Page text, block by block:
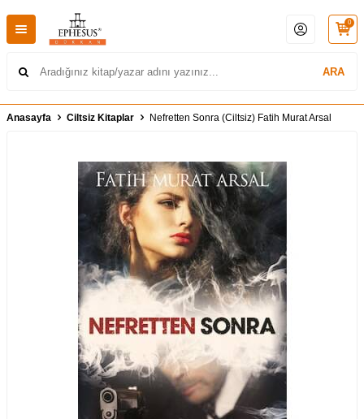
ARA
0
Anasayfa Ciltsiz Kitaplar Nefretten Sonra (Ciltsiz) Fatih Murat Arsal